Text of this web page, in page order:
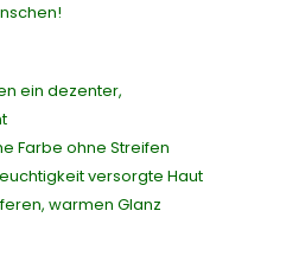
ein dezenter,
Farbe ohne Streifen
versorgte Haut
warmen Glanz